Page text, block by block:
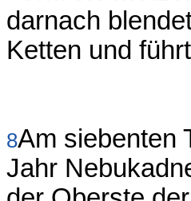
darnach
Ketten und
8Am siebenten
Jahr